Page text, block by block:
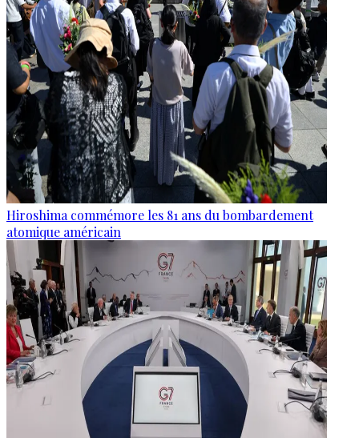
Hiroshima commémore les 81 ans du bombardement
atomique américain